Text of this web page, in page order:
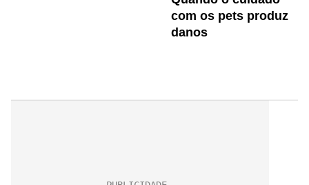
com os pets produz
danos